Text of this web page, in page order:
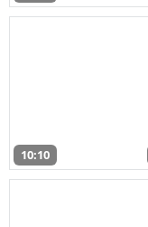
10:10